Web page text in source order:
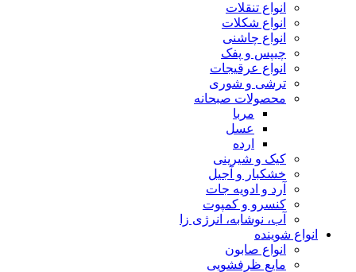
انواع تنقلات
انواع شکلات
انواع چاشنی
چیپس و پفک
انواع عرقیجات
ترشی و شوری
محصولات صبحانه
مربا
عسل
ارده
کیک و شیرینی
خشکبار و آجیل
آرد و ادویه جات
کنسرو و کمپوت
آب، نوشابه، انرژی زا
انواع شوینده
انواع صابون
مایع ظرفشویی